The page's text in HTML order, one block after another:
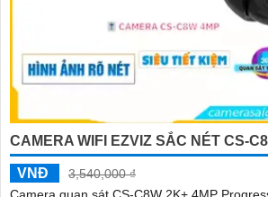
CAMERA WIFI EZVIZ SẮC NÉT CS-
VNĐ
3,540,000 ₫
Camera quan sát CS-C8W 2K+ 4MP